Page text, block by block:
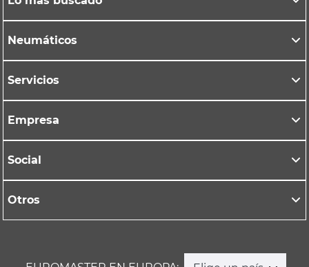
Neumáticos
Servicios
Empresa
Social
Otros